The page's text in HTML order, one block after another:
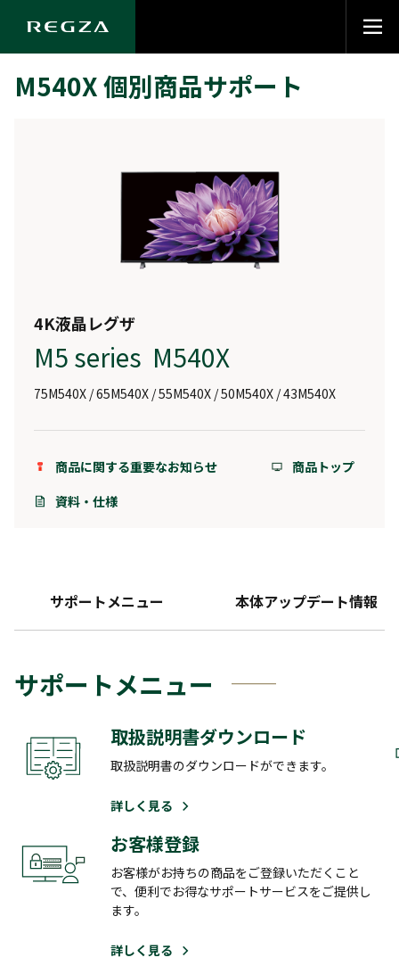
M540X 個別商品サポート
4K液晶レグザ
M5 series M540X
75M540X / 65M540X / 55M540X / 50M540X / 43M540X
商品に関する重要なお知らせ
商品トップ
資料・仕様
サポートメニュー 本体アップデート情報
サポートメニュー
取扱説明書ダウンロード
取扱説明書のダウンロードができます。
詳しく見る
お客様登録
お客様がお持ちの商品をご登録いただくこと
で、便利でお得なサポートサービスをご提供し
ます。
詳しく見る